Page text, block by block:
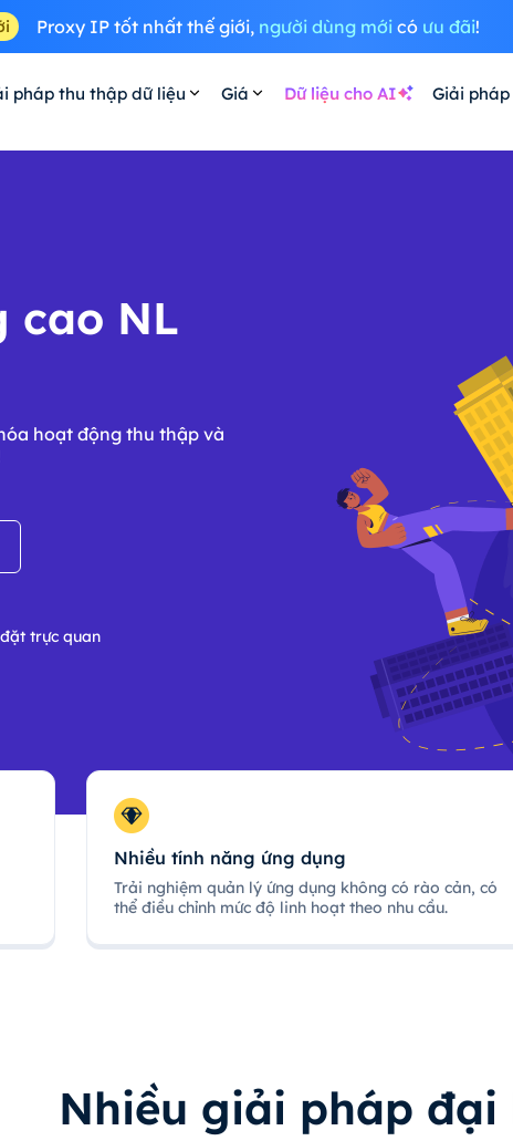
Proxy IP tốt nhất thế giới, người dùng mớicó ưu đãi!
pháp thu thập dữ liệu Giá Dữ liệu cho AI Giải pháp
cao NL
hoạt động thu thập và
trực quan
Nhiều tính năng ứng dụng
Trải nghiệm quản lý ứng dụng không có rào cản, có
thể điều chỉnh mức độ linh hoạt theo nhu cầu.
Nhiều giải pháp đại